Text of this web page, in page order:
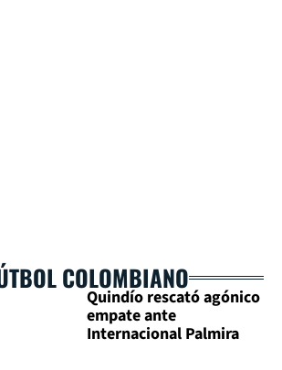
COLOMBIANO
Quindío rescató agónico
empate ante
Internacional Palmira